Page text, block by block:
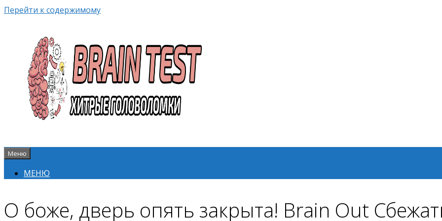
Перейти к содержимому
Меню
МЕНЮ
О боже, дверь опять закрыта! Brain Out